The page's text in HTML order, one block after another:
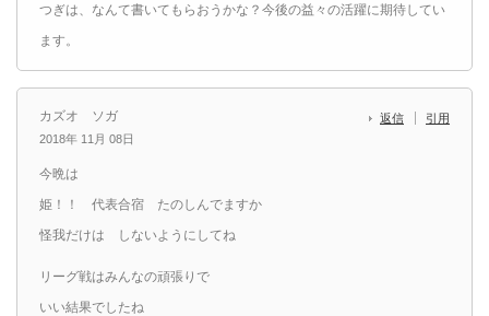
つぎは、なんて書いてもらおうかな？今後の益々の活躍に期待してい
ます。
カズオ ソガ
2018年 11月 08日
返信 引用
今晩は
姫！！ 代表合宿 たのしんでますか
怪我だけは しないようにしてね
リーグ戦はみんなの頑張りで
いい結果でしたね